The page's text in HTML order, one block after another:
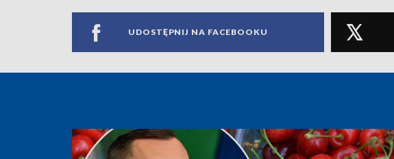
UDOSTĘPNIJ NA FACEBOOKU